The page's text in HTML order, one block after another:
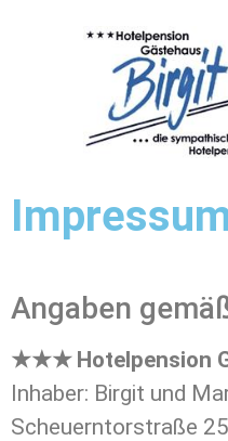
Impressum
Angaben
★★★ Hotelpension
Inhaber: Birgit und
Scheuerntorstraße 25